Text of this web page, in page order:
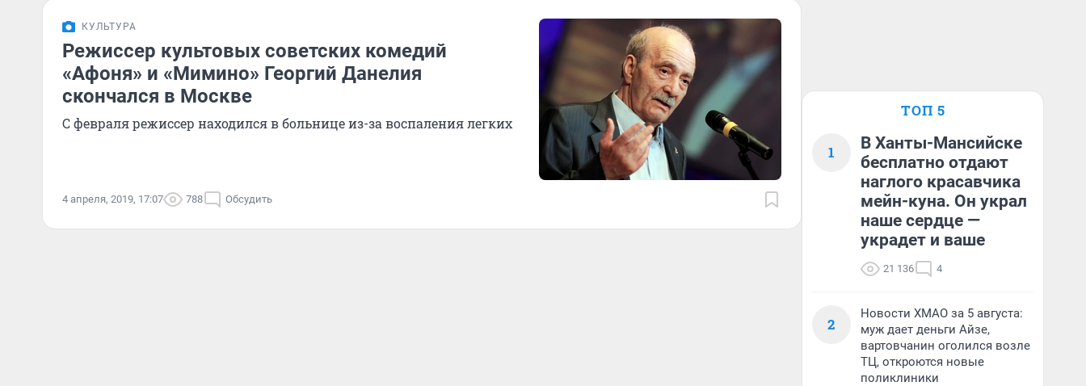
КУЛЬТУРА
Режиссер культовых советских комедий
«Афоня» и «Мимино» Георгий Данелия
скончался в Москве
С февраля режиссер находился в больнице из-за воспаления легких
4 апреля, 2019, 17:07 788 Обсудить
ТОП 5
1
В Ханты-Мансийске
бесплатно отдают
наглого красавчика
мейн-куна. Он украл
наше сердце —
украдет и ваше
21 136 4
2
Новости ХМАО за 5 августа:
муж дает деньги Айзе,
вартовчанин оголился возле
ТЦ, откроются новые
поликлиники